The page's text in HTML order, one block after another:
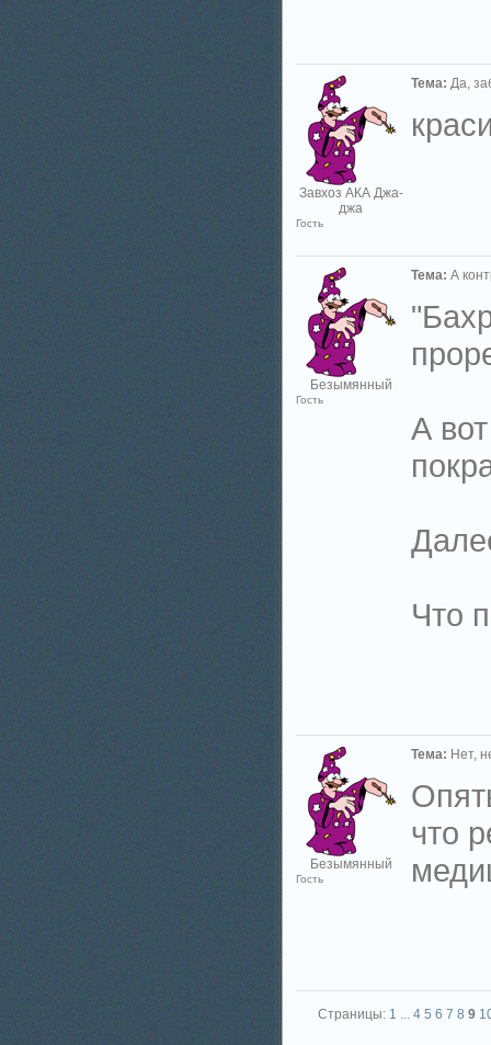
Завхоз АКА Джа-
джа
Гость
Тема: Да,
Безымянный
Гость
Тема: А
А
Что
Безымянный
Гость
Тема: Нет,
что
Страницы: 1 ... 4 5 6 7 8 9